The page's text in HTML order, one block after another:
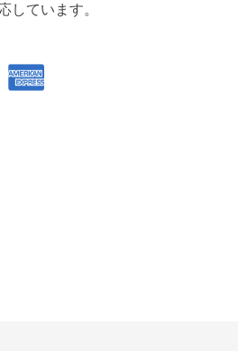
しています。